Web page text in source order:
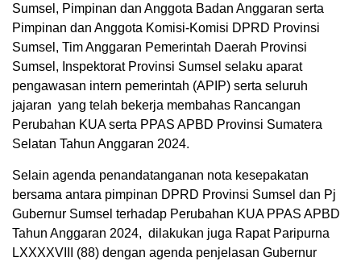
Sumsel, Pimpinan dan Anggota Badan Anggaran serta
Pimpinan dan Anggota Komisi-Komisi DPRD Provinsi
Sumsel, Tim Anggaran Pemerintah Daerah Provinsi
Sumsel, Inspektorat Provinsi Sumsel selaku aparat
pengawasan intern pemerintah (APIP) serta seluruh
jajaran yang telah bekerja membahas Rancangan
Perubahan KUA serta PPAS APBD Provinsi Sumatera
Selatan Tahun Anggaran 2024.
Selain agenda penandatanganan nota kesepakatan
bersama antara pimpinan DPRD Provinsi Sumsel dan Pj
Gubernur Sumsel terhadap Perubahan KUA PPAS APBD
Tahun Anggaran 2024, dilakukan juga Rapat Paripurna
LXXXXVIII (88) dengan agenda penjelasan Gubernur